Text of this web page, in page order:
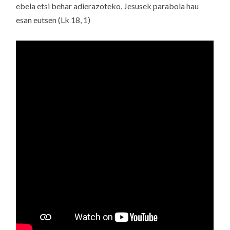
ebela etsi behar adierazoteko, Jesusek parabola hau
esan eutsen (Lk 18, 1)